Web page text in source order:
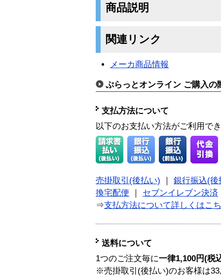
商品説明
関連リンク
メーカ商品情報
ぷらっとオンライン ご購入の
支払方法について
以下のお支払い方法がご利用で
売掛取引(後払い)
銀行振込(後
換宅配便
セブンイレブン決済
⇒支払方法について詳しくはこ
送料について
1つのご注文毎に一律1,100円(税
※売掛取引(後払い)のお客様は